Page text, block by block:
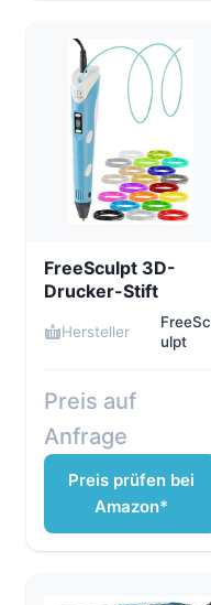
FreeSculpt 3D-
Drucker-Stift
Hersteller
FreeSc
ulpt
Preis auf
Anfrage
Preis prüfen bei
Amazon*